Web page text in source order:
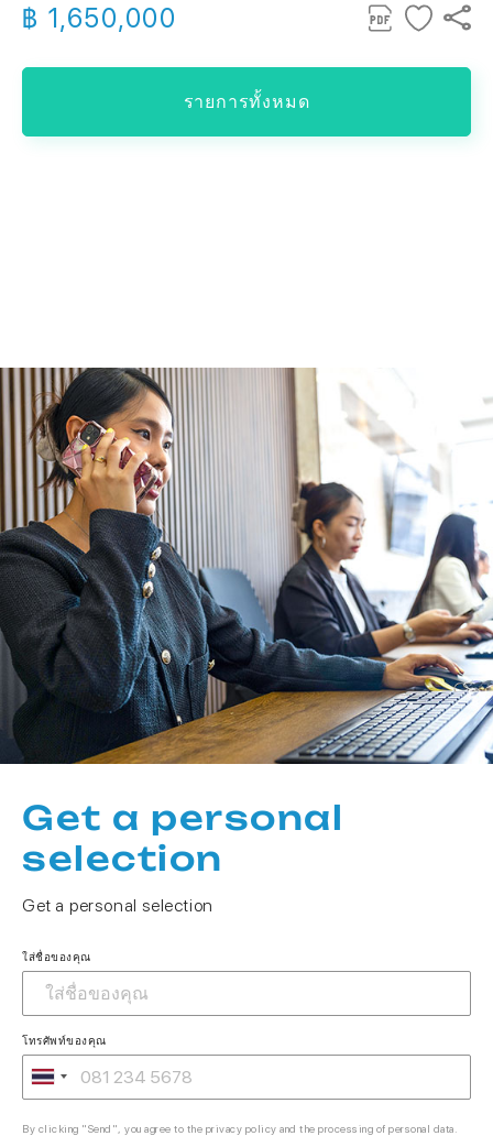
฿ 1,650,000
รายการทั้งหมด
Get a personal
selection
Get a personal selection
ใส่ชื่อของคุณ
โทรศัพท์ของคุณ
By clicking "Send", you agree to the privacy policy and the processing of personal data.